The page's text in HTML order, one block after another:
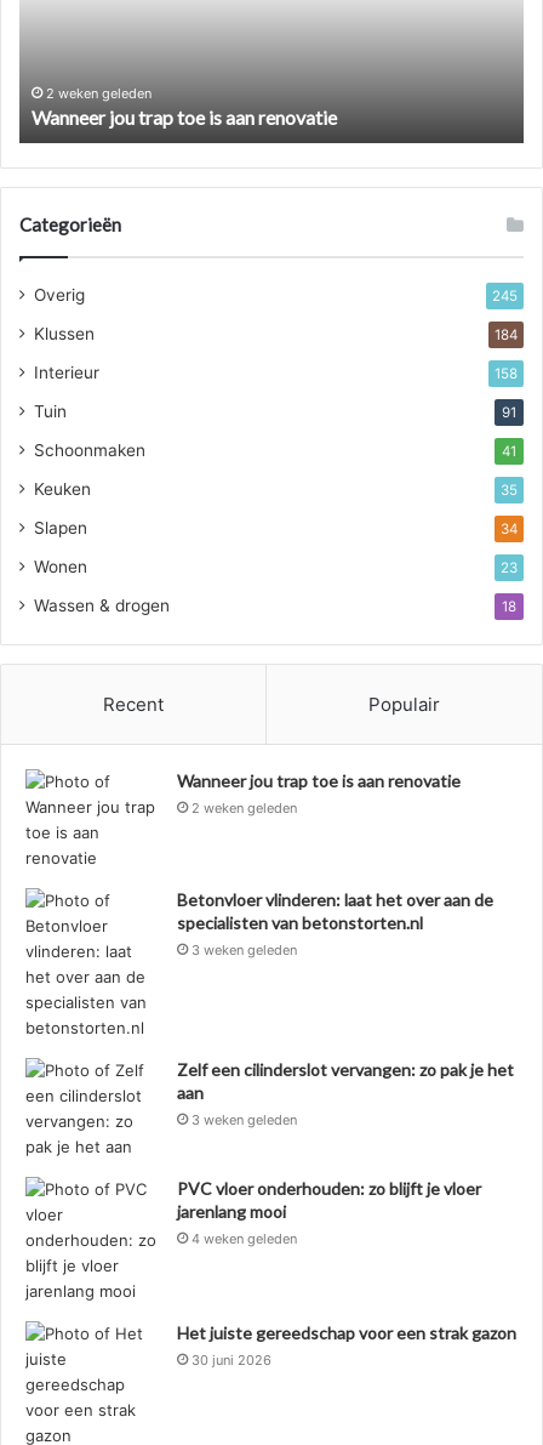
2 weken geleden
Wanneer jou trap toe is aan renovatie
Categorieën
Overig 245
Klussen 184
Interieur 158
Tuin 91
Schoonmaken 41
Keuken 35
Slapen 34
Wonen 23
Wassen & drogen 18
Recent Populair
Wanneer jou trap toe is aan renovatie
2 weken geleden
Betonvloer vlinderen: laat het over aan de
specialisten van betonstorten.nl
3 weken geleden
Zelf een cilinderslot vervangen: zo pak je het
aan
3 weken geleden
PVC vloer onderhouden: zo blijft je vloer
jarenlang mooi
4 weken geleden
Het juiste gereedschap voor een strak gazon
30 juni 2026